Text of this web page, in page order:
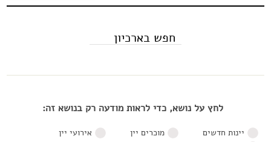
לחץ על נושא, כדי לראות מודעה רק בנושא זה:
יינות חדשים מוכרים יין
אירועי יין